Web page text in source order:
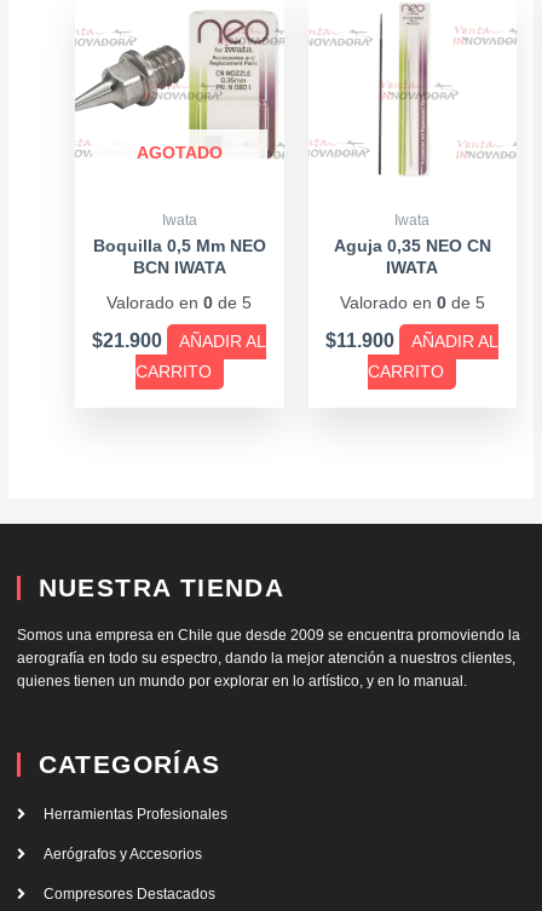
AGOTADO
Iwata
Boquilla 0,5 Mm NEO
BCN IWATA
Valorado en0 de 5
$21.900
AÑADIR AL
CARRITO
Iwata
Aguja 0,35 NEO CN
IWATA
Valorado en 0de 5
$11.900
AÑADIR AL
CARRITO
NUESTRA TIENDA
Somos una empresa en Chile que desde 2009 se encuentra promoviendo la
aerografía en todo su espectro, dando la mejor atención a nuestros clientes,
quienes tienen un mundo por explorar en lo artístico, y en lo manual.
CATEGORÍAS
Herramientas Profesionales
Aerógrafos y Accesorios
Compresores Destacados